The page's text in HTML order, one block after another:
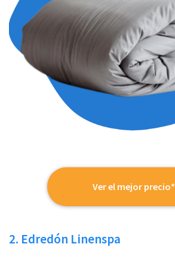
Ver el mejor precio*
2. Edredón Linenspa